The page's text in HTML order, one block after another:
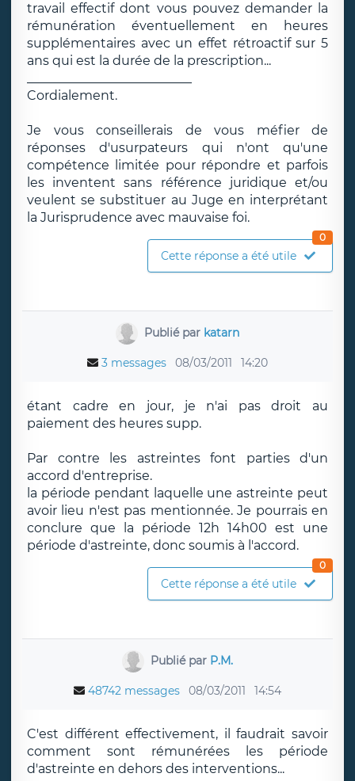
travail effectif dont vous pouvez demander la
rémunération éventuellement en heures
supplémentaires avec un effet rétroactif sur 5
ans qui est la durée de la prescription...
Cordialement.
Je vous conseillerais de vous méfier de
réponses d'usurpateurs qui n'ont qu'une
compétence limitée pour répondre et parfois
les inventent sans référence juridique et/ou
veulent se substituer au Juge en interprétant
la Jurisprudence avec mauvaise foi.
Cette réponse a été utile
0
Publié par katarn
3 messages 08/03/2011 14:20
étant cadre en jour, je n'ai pas droit au
paiement des heures supp.
Par contre les astreintes font parties d'un
accord d'entreprise.
la période pendant laquelle une astreinte peut
avoir lieu n'est pas mentionnée. Je pourrais en
conclure que la période 12h 14h00 est une
période d'astreinte, donc soumis à l'accord.
Cette réponse a été utile
0
Publié par P.M.
48742 messages 08/03/2011 14:54
C'est différent effectivement, il faudrait savoir
comment sont rémunérées les période
d'astreinte en dehors des interventions...